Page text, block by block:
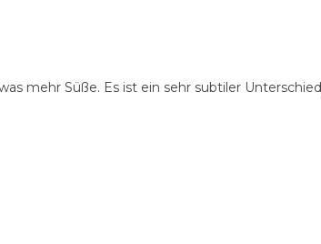
mehr Süße. Es ist ein sehr subtiler